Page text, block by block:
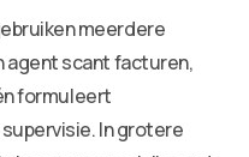
meerdere
agent scant facturen,
formuleert
In grotere